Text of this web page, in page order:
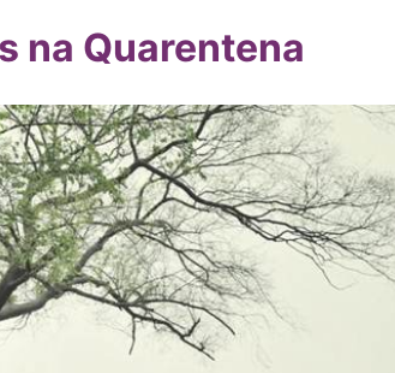
na Quarentena